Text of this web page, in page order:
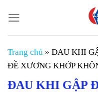
đến
nội
dung
Trang chủ » ĐAU KHI
ĐỀ XƯƠNG KHỚP
ĐAU KHI GẬP